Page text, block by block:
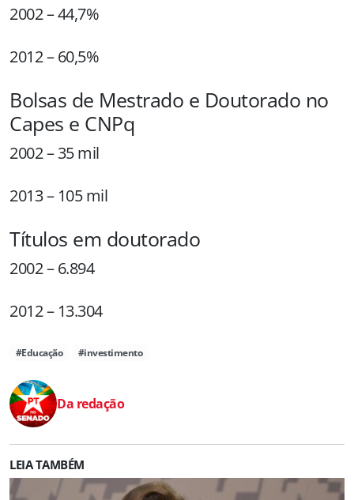
2002 – 44,7%
2012 – 60,5%
Bolsas de Mestrado e Doutorado no
Capes e CNPq
2002 – 35 mil
2013 – 105 mil
Títulos em doutorado
2002 – 6.894
2012 – 13.304
#Educação #investimento
Da redação
LEIA TAMBÉM